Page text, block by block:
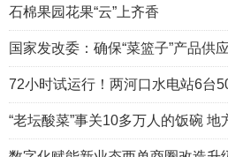
石棉果园花果“云”上齐香
国家发改委：确保“菜篮子”产品供
72小时试运行！两河口水电站6台
“老坛酸菜”事关10多万人的饭碗